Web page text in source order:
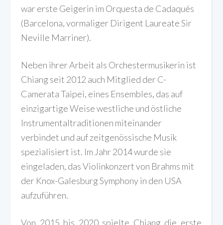
war erste Geigerin im Orquesta de Cadaqués
(Barcelona, vormaliger Dirigent Laureate Sir
Neville Marriner).
Neben ihrer Arbeit als Orchestermusikerin ist
Chiang seit 2012 auch Mitglied der C-
Camerata Taipei, eines Ensembles, das auf
einzigartige Weise westliche und östliche
Instrumentaltraditionen miteinander
verbindet und auf zeitgenössische Musik
spezialisiert ist. Im Jahr 2014 wurde sie
eingeladen, das Violinkonzert von Brahms mit
der Knox-Galesburg Symphony in den USA
aufzuführen.
Von 2015 bis 2020 spielte Chiang die erste